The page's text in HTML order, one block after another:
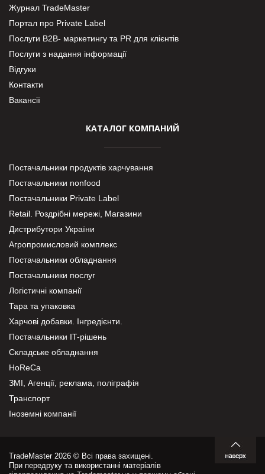
Журнал TradeMaster
Портал про Private Label
Послуги В2В- маркетингу та PR для клієнтів
Послуги з надання інформації
Відгуки
Контакти
Вакансії
КАТАЛОГ КОМПАНИЙ
Постачальники продуктів харчування
Постачальники nonfood
Постачальники Private Label
Retail. Роздрібні мережі, Магазини
Дистрибутори України
Агропромисловий комплекс
Постачальники обладнання
Постачальники послуг
Логістичні компанії
Тара та упаковка
Харчові добавки. Інгредієнти.
Постачальники IT-рішень
Складське обладнання
HoReCa
ЗМІ, Агенції, реклама, поліграфія
Транспорт
Іноземні компанії
TradeMaster 2026 © Всі права захищені.
При передруку та використанні матеріалів